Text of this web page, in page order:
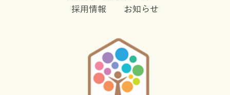
採用情報
お知らせ